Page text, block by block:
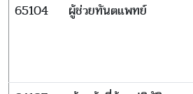
65104
ผู้ช่วยทันตแพทย์